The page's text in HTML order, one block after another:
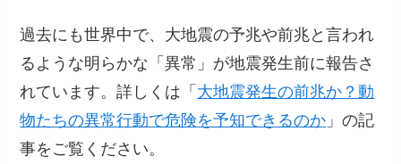
過去にも世界中で、大地震の予兆や前兆と言われ
るような明らかな「異常」が地震発生前に報告さ
れています。詳しくは「 大地震発生の前兆か？動
物たちの異常行動で危険を予知できるのか 」の記
事をご覧ください。